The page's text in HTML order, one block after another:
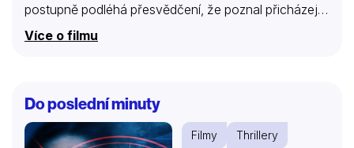
postupně podléhá přesvědčení, že poznal přicházející
zlo, kterému je třeba čelit.
Více o filmu
Do poslední minuty
Filmy Thrillery